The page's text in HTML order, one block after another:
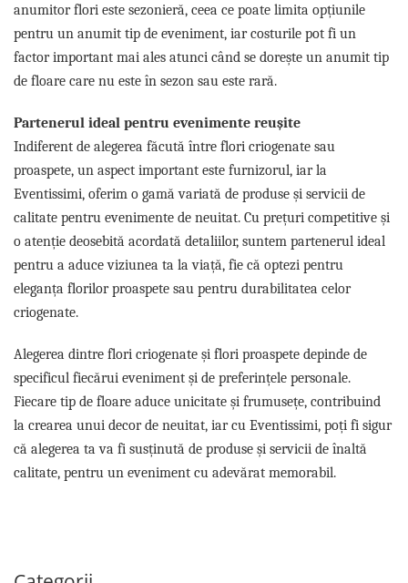
anumitor flori este sezonieră, ceea ce poate limita opțiunile
pentru un anumit tip de eveniment, iar costurile pot fi un
factor important mai ales atunci când se dorește un anumit tip
de floare care nu este în sezon sau este rară.
Partenerul ideal pentru evenimente reușite
Indiferent de alegerea făcută între flori criogenate sau
proaspete, un aspect important este furnizorul, iar la
Eventissimi, oferim o gamă variată de produse și servicii de
calitate pentru evenimente de neuitat. Cu prețuri competitive și
o atenție deosebită acordată detaliilor, suntem partenerul ideal
pentru a aduce viziunea ta la viață, fie că optezi pentru
eleganța florilor proaspete sau pentru durabilitatea celor
criogenate.
Alegerea dintre flori criogenate și flori proaspete depinde de
specificul fiecărui eveniment și de preferințele personale.
Fiecare tip de floare aduce unicitate și frumusețe, contribuind
la crearea unui decor de neuitat, iar cu Eventissimi, poți fi sigur
că alegerea ta va fi susținută de produse și servicii de înaltă
calitate, pentru un eveniment cu adevărat memorabil.